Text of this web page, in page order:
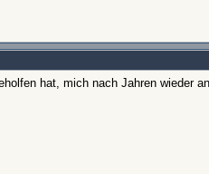
hat, mich nach Jahren wieder